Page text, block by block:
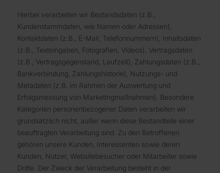
Hierbei verarbeiten wir Bestandsdaten (z.B.,
Kundenstammdaten, wie Namen oder Adressen),
Kontaktdaten (z.B., E-Mail, Telefonnummern), Inhaltsdaten
(z.B., Texteingaben, Fotografien, Videos), Vertragsdaten
(z.B., Vertragsgegenstand, Laufzeit), Zahlungsdaten (z.B.,
Bankverbindung, Zahlungshistorie), Nutzungs- und
Metadaten (z.B. im Rahmen der Auswertung und
Erfolgsmessung von Marketingmaßnahmen). Besondere
Kategorien personenbezogener Daten verarbeiten wir
grundsätzlich nicht, außer wenn diese Bestandteile einer
beauftragten Verarbeitung sind. Zu den Betroffenen
gehören unsere Kunden, Interessenten sowie deren
Kunden, Nutzer, Websitebesucher oder Mitarbeiter sowie
Dritte. Der Zweck der Verarbeitung besteht in der